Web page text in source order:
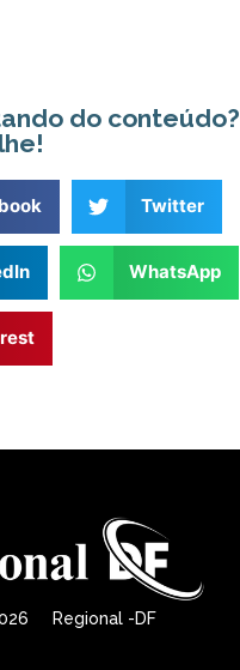
do conteúdo?
Twitter
WhatsApp
Regional -DF